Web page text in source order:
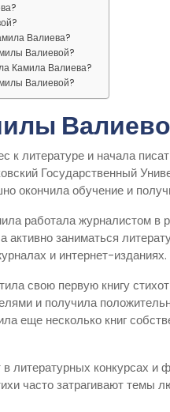
Валиева?
Валиевой?
Камила Валиева?
Валиевой?
к литературе и начала
Государственный
окончила обучение и
работала журналистом в
заниматься
и интернет-изданиях.
свою первую книгу
и получила
еще несколько книг
литературных конкурсах и
часто затрагивают темы